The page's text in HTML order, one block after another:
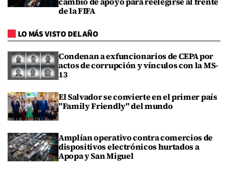
de la FIFA
LO MÁS VISTO DEL AÑO
Condenan a exfuncionarios de CEPA por
actos de corrupción y vínculos con la MS-
13
El Salvador se convierte en el primer país
"Family Friendly" del mundo
Amplían operativo contra comercios de
dispositivos electrónicos hurtados a
Apopa y San Miguel